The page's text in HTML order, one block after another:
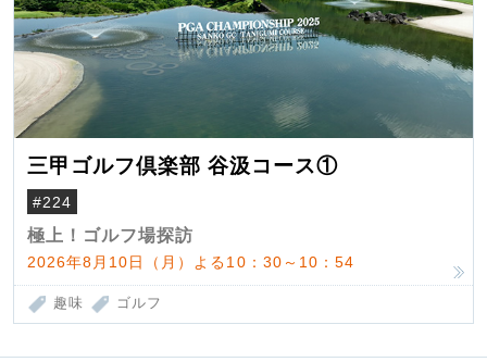
三甲ゴルフ倶楽部 谷汲コース①
#224
極上！ゴルフ場探訪
2026年8月10日（月）よる10：30～10：54
趣味 ゴルフ